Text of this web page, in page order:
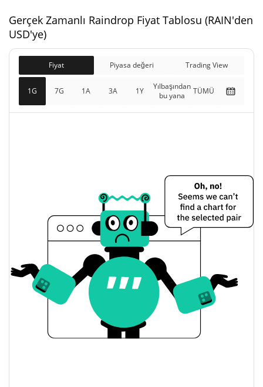
Piyasa Değeri
$3.233,51
Tamamen Seyreltilmiş
Piyasa değeri
$3.233,51
Dünkü Raindrop Fiyatı
$0,0000032614515 /
$0,0000032555575
Dünkü Değişim 0.87%
Bitcoin Fiyat Geçmişi
7g Düşük/7g Yüksek
$0,0000032465903 /
Gerçek Zamanlı Raindrop Fiyat Tablosu (RAIN'den
USD'ye)
Fiyat Piyasa değeri Trading View
1G 7G 1A 3A 1Y
Yılbaşından
bu yana
TÜMÜ